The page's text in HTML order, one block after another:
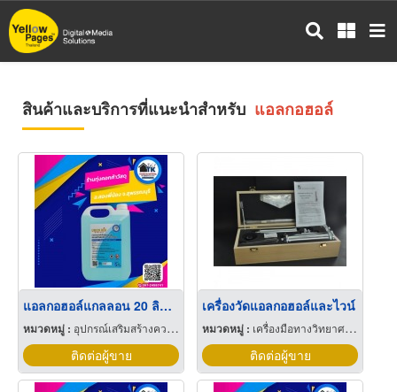
ข้าม
ไป
สินค้าและบริการที่แนะนำสำหรับ แอลกอฮอล์
แอลกอฮอล์แกลลอน 20 ลิตรราคาส่ง
หมวดหมู่ : อุปกรณ์เสริมสร้างความปลอดภัย
ติดต่อผู้ขาย
เครื่องวัดแอลกอฮอล์และไวน์
หมวดหมู่ : เครื่องมือทางวิทยาศาสตร์
ติดต่อผู้ขาย